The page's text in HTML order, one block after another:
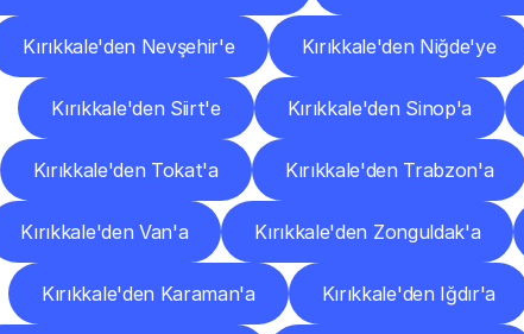
Kırıkkale'den Nevşehir'e Kırıkkale'den Niğde'ye
Kırıkkale'den Siirt'e Kırıkkale'den Sinop'a
Kırıkkale'den Tokat'a Kırıkkale'den Trabzon'a
Kırıkkale'den Van'a Kırıkkale'den Zonguldak'a
Kırıkkale'den Karaman'a Kırıkkale'den Iğdır'a